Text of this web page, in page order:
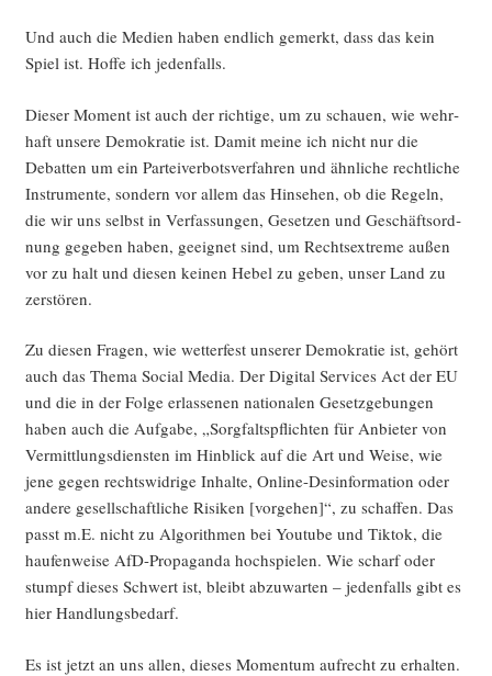
Und auch die Medi­en haben end­lich gemerkt, dass das kein
Spiel ist. Hof­fe ich jedenfalls.
Die­ser Moment ist auch der rich­ti­ge, um zu schau­en, wie wehr­
haft unse­re Demo­kra­tie ist. Damit mei­ne ich nicht nur die
Debat­ten um ein Par­tei­ver­bots­ver­fah­ren und ähn­li­che recht­li­che
Instru­men­te, son­dern vor allem das Hin­se­hen, ob die Regeln,
die wir uns selbst in Ver­fas­sun­gen, Geset­zen und Geschäfts­ord­
nung gege­ben haben, geeig­net sind, um Rechts­extre­me außen
vor zu halt und die­sen kei­nen Hebel zu geben, unser Land zu
zerstören.
Zu die­sen Fra­gen, wie wet­ter­fest unse­rer Demo­kra­tie ist, gehört
auch das The­ma Social Media. Der Digi­tal Ser­vices Act der EU
und die in der Fol­ge erlas­se­nen natio­na­len Gesetz­ge­bun­gen
haben auch die Auf­ga­be, „Sorg­falts­pflich­ten für Anbie­ter von
Ver­mitt­lungs­diens­ten im Hin­blick auf die Art und Wei­se, wie
jene gegen rechts­wid­ri­ge Inhal­te, Online-Des­in­for­ma­ti­on oder
ande­re gesell­schaft­li­che Risi­ken [vor­ge­hen]“, zu schaf­fen. Das
passt m.E. nicht zu Algo­rith­men bei You­tube und Tik­tok, die
hau­fen­wei­se AfD-Pro­pa­gan­da hoch­spie­len. Wie scharf oder
stumpf die­ses Schwert ist, bleibt abzu­war­ten – jeden­falls gibt es
hier Handlungsbedarf.
Es ist jetzt an uns allen, die­ses Momen­tum auf­recht zu erhal­ten.